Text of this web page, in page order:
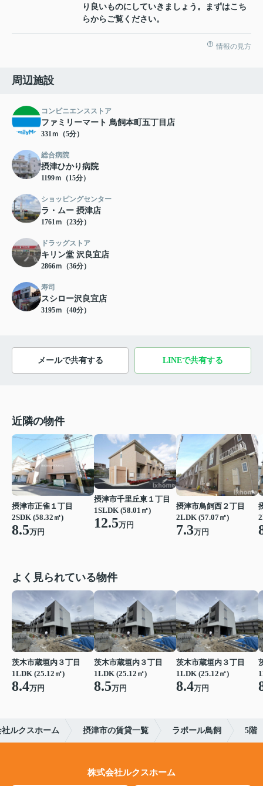
り良いものにしていきましょう。まずはこち
らからご覧ください。
情報の見方
周辺施設
コンビニエンスストア
ファミリーマート 鳥飼本町五丁目店
331ｍ（5分）
総合病院
摂津ひかり病院
1199ｍ（15分）
ショッピングセンター
ラ・ムー 摂津店
1761ｍ（23分）
ドラッグストア
キリン堂 沢良宜店
2866ｍ（36分）
寿司
スシロー沢良宜店
3195ｍ（40分）
メールで共有する LINEで共有する
近隣の物件
摂津市正雀１丁目
2SDK (58.32㎡)
8.5万円
摂津市千里丘東１丁目
1SLDK (58.01㎡)
12.5万円
摂津市鳥飼西２丁目
2LDK (57.07㎡)
7.3万円
よく見られている物件
茨木市蔵垣内３丁目
1LDK (25.12㎡)
8.4万円
茨木市蔵垣内３丁目
1LDK (25.12㎡)
8.5万円
茨木市蔵垣内３丁目
1LDK (25.12㎡)
8.4万円
ルクスホーム 摂津市の賃貸一覧 ラポール鳥飼 5階
株式会社ルクスホーム